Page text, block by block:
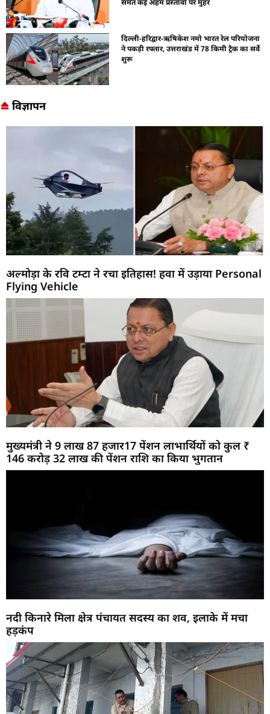
दिल्ली-हरिद्वार-ऋषिकेश नमो भारत रेल परियोजना
ने पकड़ी रफ्तार, उत्तराखंड में 78 किमी ट्रैक का सर्वे
शुरू
विज्ञापन
अल्मोड़ा के रवि टम्टा ने रचा इतिहास! हवा में उड़ाया Personal
Flying Vehicle
मुख्यमंत्री ने 9 लाख 87 हजार17 पेंशन लाभार्थियों को कुल ₹
146 करोड़ 32 लाख की पेंशन राशि का किया भुगतान
नदी किनारे मिला क्षेत्र पंचायत सदस्य का शव, इलाके में मचा
हड़कंप